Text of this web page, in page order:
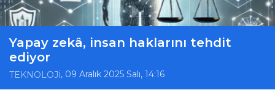
Yapay zekâ, insan haklarını tehdit
ediyor
TEKNOLOJİ, 09 Aralık 2025 Salı, 14:16